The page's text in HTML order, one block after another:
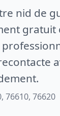
nid de
gratuit
76610, 76620